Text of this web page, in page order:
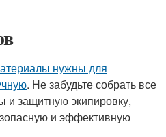
нужны для
. Не забудьте собрать все
и защитную экипировку,
и эффективную